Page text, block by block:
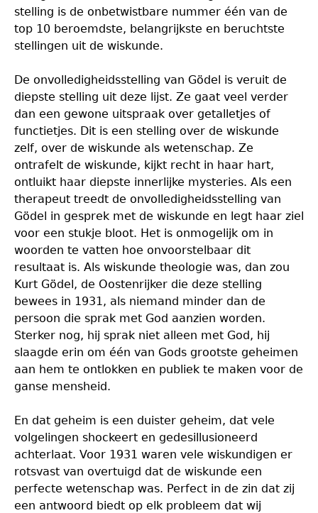
stelling is de onbetwistbare nummer één van de
top 10 beroemdste, belangrijkste en beruchtste
stellingen uit de wiskunde.
De onvolledigheidsstelling van Gödel is veruit de
diepste stelling uit deze lijst. Ze gaat veel verder
dan een gewone uitspraak over getalletjes of
functietjes. Dit is een stelling over de wiskunde
zelf, over de wiskunde als wetenschap. Ze
ontrafelt de wiskunde, kijkt recht in haar hart,
ontluikt haar diepste innerlijke mysteries. Als een
therapeut treedt de onvolledigheidsstelling van
Gödel in gesprek met de wiskunde en legt haar ziel
voor een stukje bloot. Het is onmogelijk om in
woorden te vatten hoe onvoorstelbaar dit
resultaat is. Als wiskunde theologie was, dan zou
Kurt Gödel, de Oostenrijker die deze stelling
bewees in 1931, als niemand minder dan de
persoon die sprak met God aanzien worden.
Sterker nog, hij sprak niet alleen met God, hij
slaagde erin om één van Gods grootste geheimen
aan hem te ontlokken en publiek te maken voor de
ganse mensheid.
En dat geheim is een duister geheim, dat vele
volgelingen shockeert en gedesillusioneerd
achterlaat. Voor 1931 waren vele wiskundigen er
rotsvast van overtuigd dat de wiskunde een
perfecte wetenschap was. Perfect in de zin dat zij
een antwoord biedt op elk probleem dat wij